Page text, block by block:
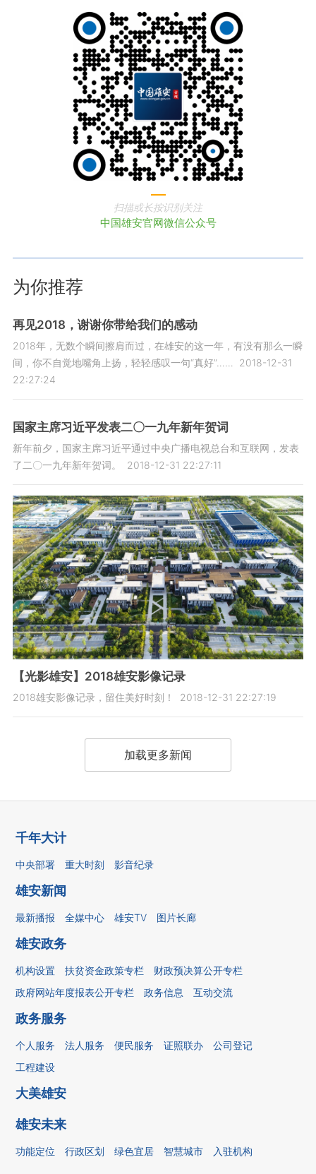
扫描或长按识别关注
中国雄安官网微信公众号
为你推荐
再见2018，谢谢你带给我们的感动
2018年，无数个瞬间擦肩而过，在雄安的这一年，有没有那么一瞬
间，你不自觉地嘴角上扬，轻轻感叹一句“真好”……
2018-12-31
22:27:24
国家主席习近平发表二〇一九年新年贺词
新年前夕，国家主席习近平通过中央广播电视总台和互联网，发表
了二〇一九年新年贺词。
2018-12-31 22:27:11
【光影雄安】2018雄安影像记录
2018雄安影像记录，留住美好时刻！ 2018-12-31 22:27:19
加载更多新闻
千年大计
中央部署 重大时刻 影音纪录
雄安新闻
最新播报 全媒中心 雄安TV 图片长廊
雄安政务
机构设置 扶贫资金政策专栏
财政预决算公开专栏
政府网站年度报表公开专栏
政务信息 互动交流
政务服务
个人服务 法人服务 便民服务 证照联办
公司登记
工程建设
大美雄安
雄安未来
功能定位 行政区划 绿色宜居 智慧城市 入驻机构